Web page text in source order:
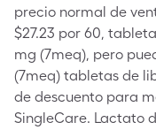
precio normal de
$27.23 por 60,
mg (7meq), pero
(7meq) tabletas de
de descuento para
SingleCare. Lactato